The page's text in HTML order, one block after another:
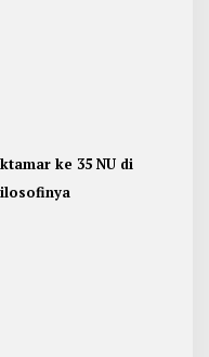
ke 35 NU di